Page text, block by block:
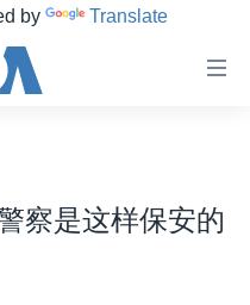
by Translate
察是这样保安的